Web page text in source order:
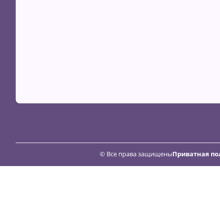
© Все права защищеныПриватная